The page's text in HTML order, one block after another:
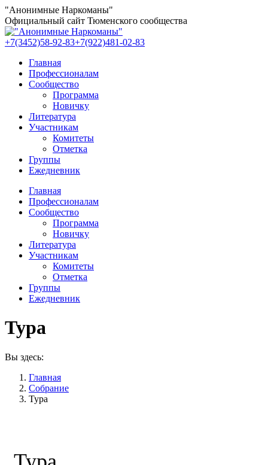
Перейти
к
содержанию
"Анонимные Наркоманы"
Официальный сайт Тюменского сообщества
+7(3452)58-92-83+7(922)481-02-83
Главная
Профессионалам
Сообщество
Программа
Новичку
Литература
Участникам
Комитеты
Отметка
Группы
Ежедневник
Главная
Профессионалам
Сообщество
Программа
Новичку
Литература
Участникам
Комитеты
Отметка
Группы
Ежедневник
Тура
Вы здесь:
Главная
Собрание
Тура